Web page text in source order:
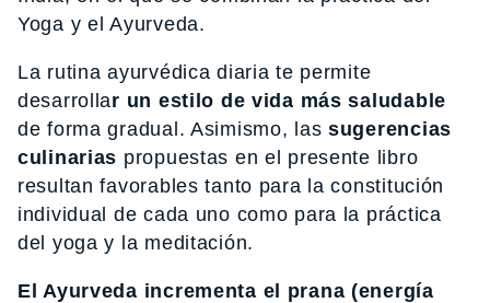
Yoga y el Ayurveda.
La rutina ayurvédica diaria te permite
desarrollar un estilo de vida más saludable
de forma gradual. Asimismo, lassugerencias
culinarias propuestas en el presente libro
resultan favorables tanto para la constitución
individual de cada uno como para la práctica
del yoga y la meditación.
El Ayurveda incrementa el prana (energía